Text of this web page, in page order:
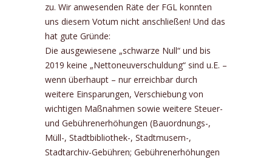
zu. Wir anwesenden Räte der FGL konnten
uns diesem Votum nicht anschließen! Und das
hat gute Gründe:
Die ausgewiesene „schwarze Null“ und bis
2019 keine „Nettoneuverschuldung“ sind u.E. –
wenn überhaupt – nur erreichbar durch
weitere Einsparungen, Verschiebung von
wichtigen Maßnahmen sowie weitere Steuer-
und Gebührenerhöhungen (Bauordnungs-,
Müll-, Stadtbibliothek-, Stadtmusem-,
Stadtarchiv-Gebühren; Gebührenerhöhungen